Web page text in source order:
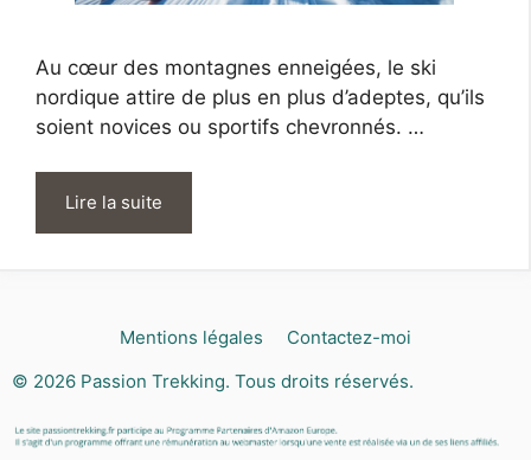
Au cœur des montagnes enneigées, le ski
nordique attire de plus en plus d’adeptes, qu’ils
soient novices ou sportifs chevronnés. …
Lire la suite
Mentions légales
Contactez-moi
© 2026 Passion Trekking. Tous droits réservés.